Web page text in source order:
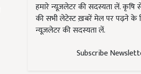
हमारे न्यूज़लेटर की सदस्यता लें. कृषि
की सभी लेटेस्ट ख़बरें मेल पर पढ़ने के
न्यूज़लेटर की सदस्यता लें.
Subscribe